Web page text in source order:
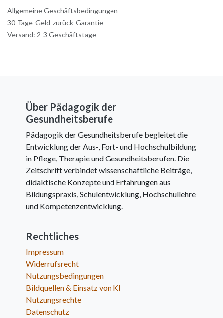
Allgemeine Geschäftsbedingungen
30-Tage-Geld-zurück-Garantie
Versand: 2-3 Geschäftstage
Über Pädagogik der
Gesundheitsberufe
Pädagogik der Gesundheitsberufe begleitet die
Entwicklung der Aus-, Fort- und Hochschulbildung
in Pflege, Therapie und Gesundheitsberufen. Die
Zeitschrift verbindet wissenschaftliche Beiträge,
didaktische Konzepte und Erfahrungen aus
Bildungspraxis, Schulentwicklung, Hochschullehre
und Kompetenzentwicklung.
Rechtliches
Impressum
Widerrufsrecht
Nutzungsbedingungen
Bildquellen & Einsatz von KI
Nutzungsrechte
Datenschutz